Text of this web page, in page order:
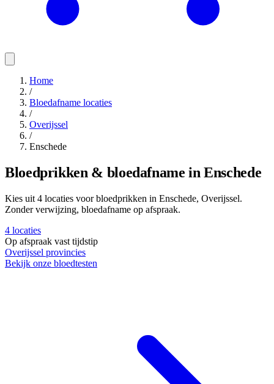
Home
/
Bloedafname locaties
/
Overijssel
/
Enschede
Bloedprikken & bloedafname in Enschede
Kies uit 4 locaties voor bloedprikken in Enschede, Overijssel.
Zonder verwijzing, bloedafname op afspraak.
4 locaties
Op afspraak vast tijdstip
Overijssel provincies
Bekijk onze bloedtesten